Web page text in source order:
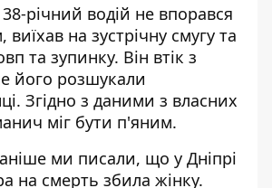
річний водій не впорався
на зустрічну смугу та
та зупинку. Він втік з
його розшукали
Згідно з даними з власних
міг бути п'яним.
ми писали, що у Дніпрі
на смерть збила жінку.